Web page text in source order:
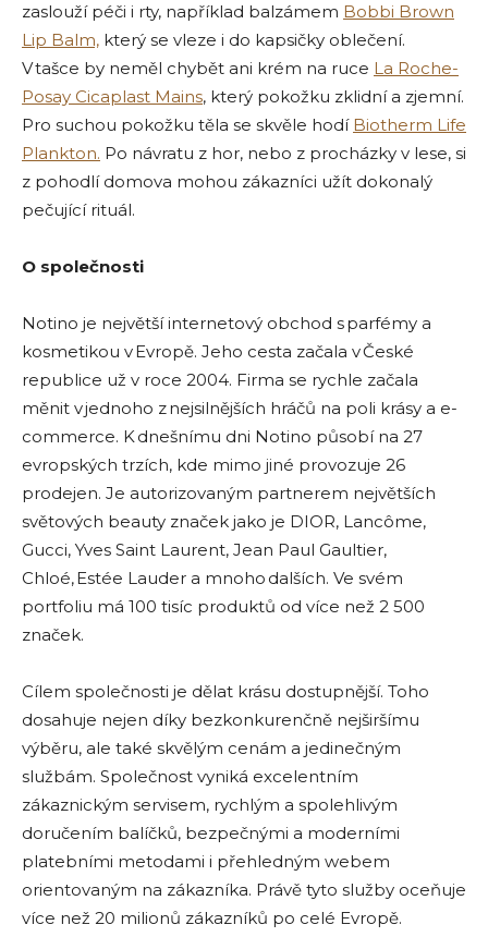
zaslouží péči i rty, například balzámem Bobbi Brown
Lip Balm, který se vleze i do kapsičky oblečení.
V tašce by neměl chybět ani krém na ruce La Roche-
Posay Cicaplast Mains, který pokožku zklidní a zjemní.
Pro suchou pokožku těla se skvěle hodí Biotherm Life
Plankton. Po návratu z hor, nebo z procházky v lese, si
z pohodlí domova mohou zákazníci užít dokonalý
pečující rituál.
O společnosti
Notino je největší internetový obchod s parfémy a
kosmetikou v Evropě. Jeho cesta začala v České
republice už v roce 2004. Firma se rychle začala
měnit v jednoho z nejsilnějších hráčů na poli krásy a e-
commerce. K dnešnímu dni Notino působí na 27
evropských trzích, kde mimo jiné provozuje 26
prodejen. Je autorizovaným partnerem největších
světových beauty značek jako je DIOR, Lancôme,
Gucci, Yves Saint Laurent, Jean Paul Gaultier,
Chloé, Estée Lauder a mnoho dalších. Ve svém
portfoliu má 100 tisíc produktů od více než 2 500
značek.
Cílem společnosti je dělat krásu dostupnější. Toho
dosahuje nejen díky bezkonkurenčně nejširšímu
výběru, ale také skvělým cenám a jedinečným
službám. Společnost vyniká excelentním
zákaznickým servisem, rychlým a spolehlivým
doručením balíčků, bezpečnými a moderními
platebními metodami i přehledným webem
orientovaným na zákazníka. Právě tyto služby oceňuje
více než 20 milionů zákazníků po celé Evropě.